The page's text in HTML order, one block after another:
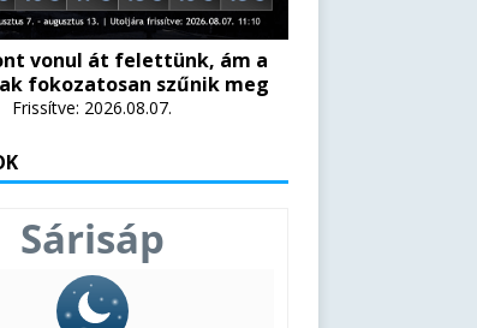
vonul át felettünk, ám a
fokozatosan szűnik meg
Frissítve: 2026.08.07.